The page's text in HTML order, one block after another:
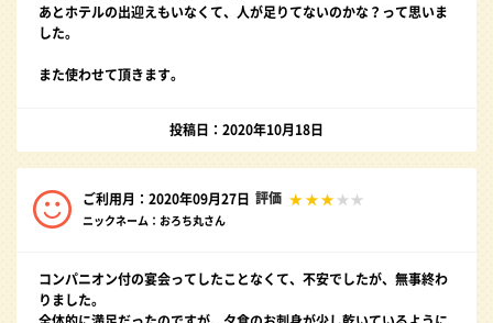
あとホテルの出迎えもいなくて、人が足りてないのかな？って思いま
した。
また使わせて頂きます。
投稿日：2020年10月18日
ご利用月：2020年09月27日 評価
ニックネーム：おろち丸さん
コンパニオン付の宴会ってしたことなくて、不安でしたが、無事終わ
りました。